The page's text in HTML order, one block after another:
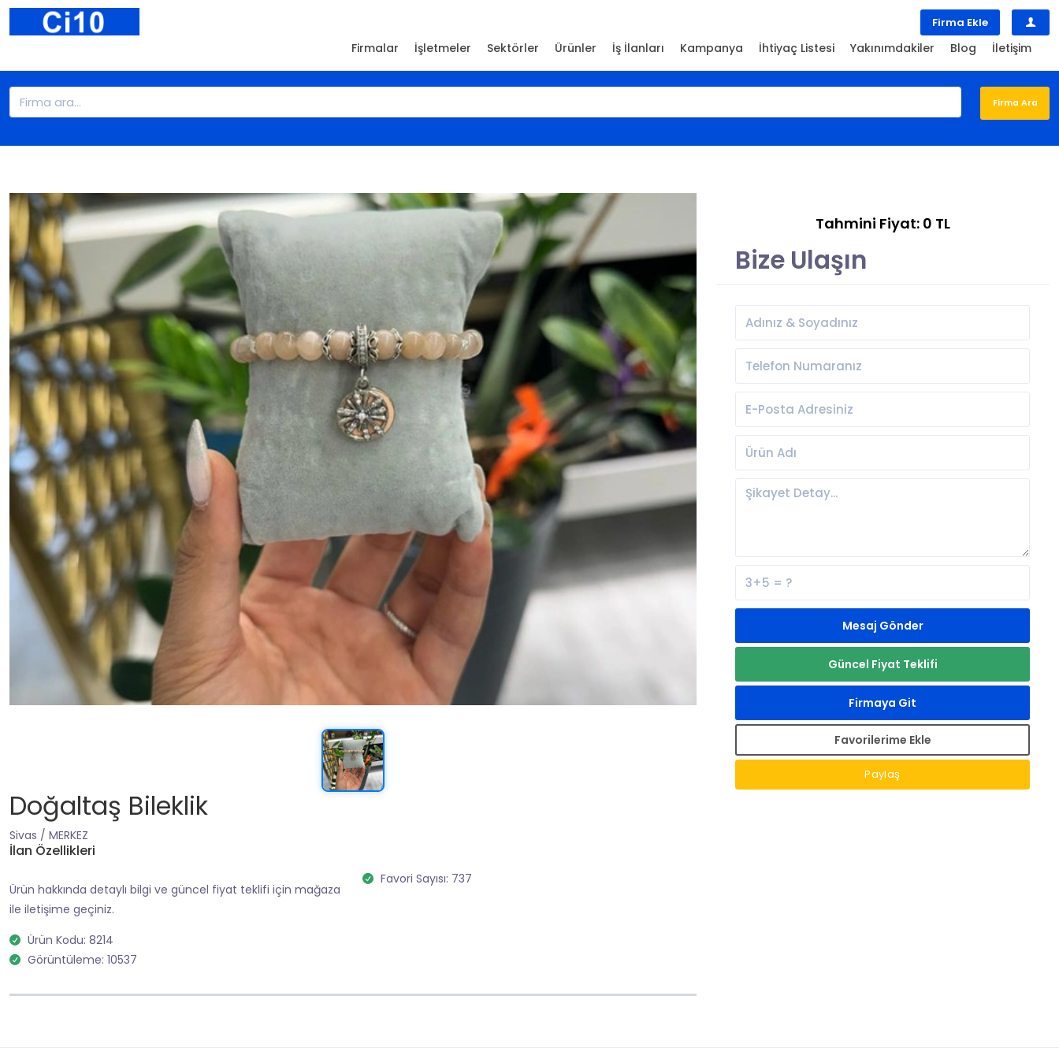
Firma Ekle
Firmalar İşletmeler Sektörler Ürünler İş İlanları Kampanya İhtiyaç Listesi Yakınımdakiler Blog İletişim
Doğaltaş Bileklik
Sivas / MERKEZ
İlan Özellikleri
Ürün hakkında detaylı bilgi ve güncel fiyat teklifi için mağaza
ile iletişime geçiniz.
Ürün Kodu: 8214
Görüntüleme: 10537
Favori Sayısı: 737
Tahmini Fiyat: 0 TL
Bize Ulaşın
Mesaj Gönder
Güncel Fiyat Teklifi
Firmaya Git
Favorilerime Ekle
Paylaş